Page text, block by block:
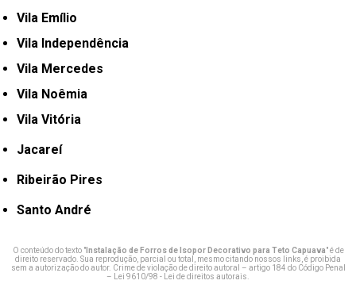
Vila Emílio
Vila Independência
Vila Mercedes
Vila Noêmia
Vila Vitória
Jacareí
Ribeirão Pires
Santo André
O conteúdo do texto "Instalação de Forros de Isopor Decorativo para Teto Capuava" é de
direito reservado. Sua reprodução, parcial ou total, mesmo citando nossos links, é proibida
sem a autorização do autor. Crime de violação de direito autoral – artigo 184 do Código Penal
–
Lei 9610/98 - Lei de direitos autorais